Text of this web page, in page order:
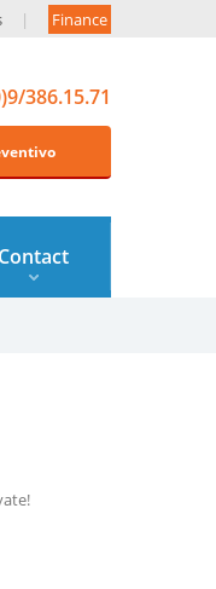
Finance
386.15.71
Contact